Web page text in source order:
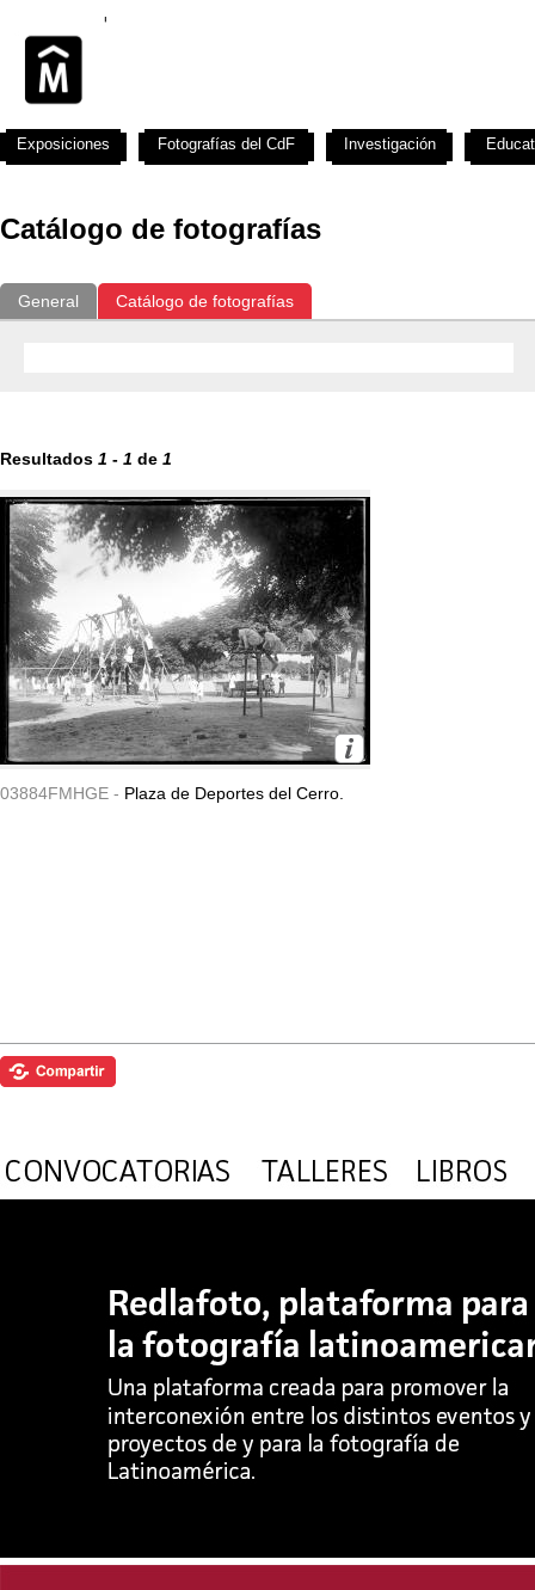
Catálogo de fotografías
General Catálogo de fotografías
Resultados 1 - 1 de 1
03884FMHGE - Plaza de Deportes del Cerro.
Exposiciones Fotografías del CdF Investigación